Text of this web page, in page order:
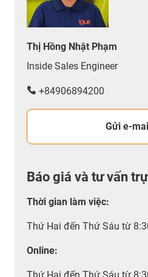
Thị Hồng Nhật Phạm
Inside Sales Engineer
+84906894200
Gửi e-mail
Báo giá và tư vấn
Thời gian làm việc:
Thứ Hai đến Thứ Sáu từ
Online: